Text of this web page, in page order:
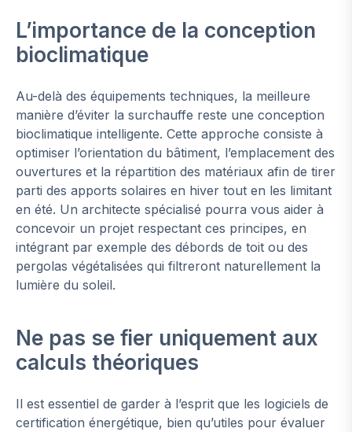
L’importance de la conception
bioclimatique
Au-delà des équipements techniques, la meilleure
manière d’éviter la surchauffe reste une conception
bioclimatique intelligente. Cette approche consiste à
optimiser l’orientation du bâtiment, l’emplacement des
ouvertures et la répartition des matériaux afin de tirer
parti des apports solaires en hiver tout en les limitant
en été. Un architecte spécialisé pourra vous aider à
concevoir un projet respectant ces principes, en
intégrant par exemple des débords de toit ou des
pergolas végétalisées qui filtreront naturellement la
lumière du soleil.
Ne pas se fier uniquement aux
calculs théoriques
Il est essentiel de garder à l’esprit que les logiciels de
certification énergétique, bien qu’utiles pour évaluer